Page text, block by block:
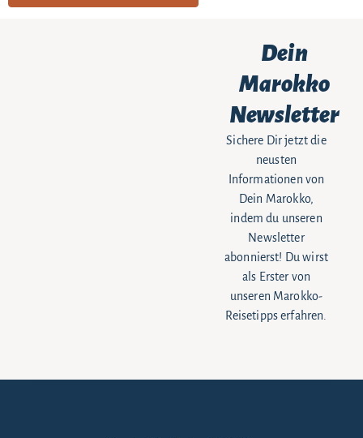
Dein
Marokko
Newsletter
Sichere Dir jetzt die
neusten
Informationen von
Dein Marokko,
indem du unseren
Newsletter
abonnierst! Du wirst
als Erster von
unseren Marokko-
Reisetipps erfahren.